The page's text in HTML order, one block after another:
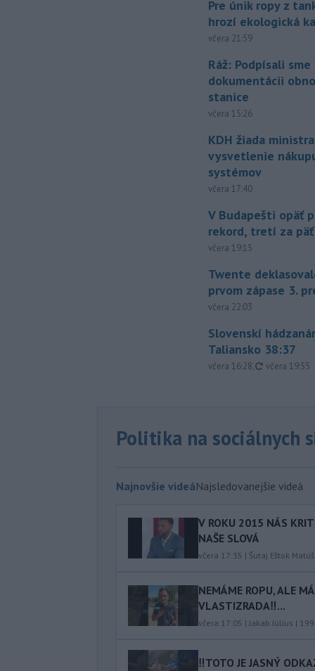
Pre únik ropy z
hrozí ekologická
včera 21:59
Ráž: Podpísali
dokumentácii
stanice
včera 15:26
KDH žiada
vysvetlenie
systémov
včera 17:40
V Budapešti opäť
rekord, tretí za
včera 19:15
Twente
prvom zápase 3.
včera 22:03
Slovenskí
Taliansko 38:37
včera 16:28, aktualizované
včera 19:55
Politika na sociálnych
Najnovšie videáNajsledovanejšie videá
V ROKU 2015 NÁS
NAŠE SLOVÁ
včera 17:35 | Šutaj Eštok Matúš
NEMÁME ROPU, ALE
VLASTIZRADA‼️...
včera 17:05 |Jakab Július |
‼️TOTO JE JASNÝ